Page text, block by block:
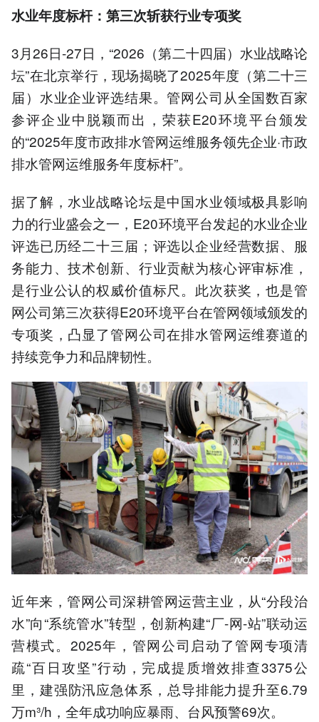
水业年度标杆：第三次斩获行业专项奖
3月26日-27日，“2026（第二十四届）水业战略论
坛”在北京举行，现场揭晓了2025年度（第二十三
届）水业企业评选结果。管网公司从全国数百家
参评企业中脱颖而出，荣获E20环境平台颁发
的“2025年度市政排水管网运维服务领先企业·市政
排水管网运维服务年度标杆”。
据了解，水业战略论坛是中国水业领域极具影响
力的行业盛会之一，E20环境平台发起的水业企业
评选已历经二十三届；评选以企业经营数据、服
务能力、技术创新、行业贡献为核心评审标准，
是行业公认的权威价值标尺。此次获奖，也是管
网公司第三次获得E20环境平台在管网领域颁发的
专项奖，凸显了管网公司在排水管网运维赛道的
持续竞争力和品牌韧性。
近年来，管网公司深耕管网运营主业，从“分段治
水”向“系统管水”转型，创新构建“厂-网-站”联动运
营模式。2025年，管网公司启动了管网专项清
疏“百日攻坚”行动，完成提质增效排查3375公
里，建强防汛应急体系，总导排能力提升至6.79
万m³/h，全年成功响应暴雨、台风预警69次。